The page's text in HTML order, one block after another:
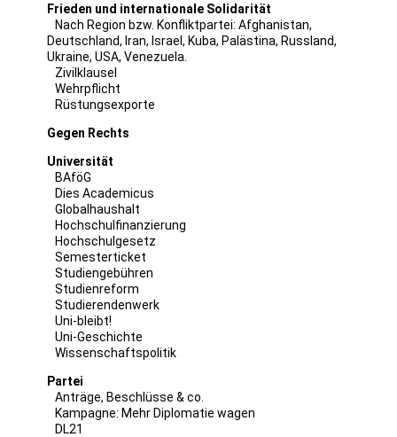
Frieden und internationale Solidarität
Nach Region bzw. Konfliktpartei: Afghanistan,
Deutschland, Iran, Israel , Kuba, Palästina, Russland,
Ukraine, USA, Venezuela
Zivilklausel
Wehrpflicht
Rüstungsexporte
Gegen Rechts
Universität
BAföG
Dies Academicus
Globalhaushalt
Hochschulfinanzierung
Hochschulgesetz
Semesterticket
Studiengebühren
Studienreform
Studierendenwerk
Uni-bleibt!
Uni-Geschichte
Wissenschaftspolitik
Partei
Anträge, Beschlüsse & co.
Kampagne: Mehr Diplomatie wagen
DL21